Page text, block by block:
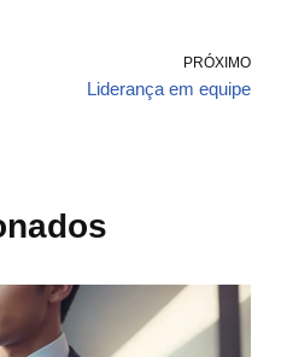
PRÓXIMO
Liderança em equipe